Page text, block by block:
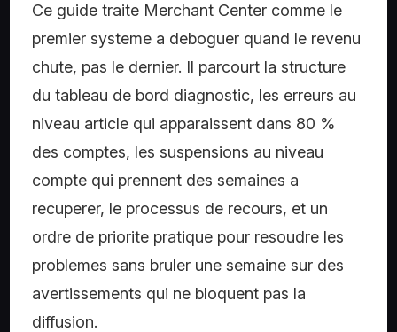
Ce guide traite Merchant Center comme le
premier systeme a deboguer quand le revenu
chute, pas le dernier. Il parcourt la structure
du tableau de bord diagnostic, les erreurs au
niveau article qui apparaissent dans 80 %
des comptes, les suspensions au niveau
compte qui prennent des semaines a
recuperer, le processus de recours, et un
ordre de priorite pratique pour resoudre les
problemes sans bruler une semaine sur des
avertissements qui ne bloquent pas la
diffusion.